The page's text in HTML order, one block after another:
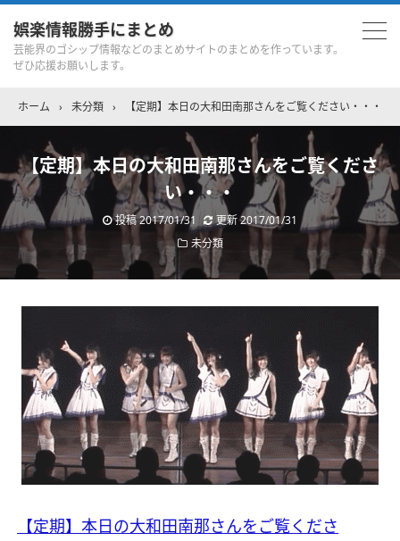
娯楽情報勝手にまとめ
芸能界のゴシップ情報などのまとめサイトのまとめを作っています。
ぜひ応援お願いします。
ホーム › 未分類 › 【定期】本日の大和田南那さんをご覧ください・・・
【定期】本日の大和田南那さんをご覧くださ
い・・・
投稿2017/01/31 更新2017/01/31
未分類
【定期】本日の大和田南那さんをご覧くださ